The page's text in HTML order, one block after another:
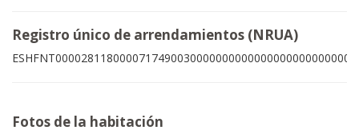
Registro único de arrendamientos (NRUA)
ESHFNT00002811800007174900300000000000000000000000003
Fotos de la habitación